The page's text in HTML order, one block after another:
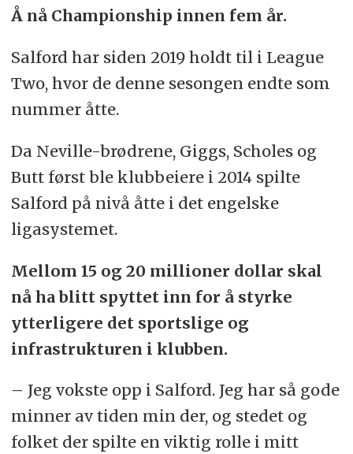
Å nå Championship innen fem år.
Salford har siden 2019 holdt til i League
Two, hvor de denne sesongen endte som
nummer åtte.
Da Neville-brødrene, Giggs, Scholes og
Butt først ble klubbeiere i 2014 spilte
Salford på nivå åtte i det engelske
ligasystemet.
Mellom 15 og 20 millioner dollar skal
nå ha blitt spyttet inn for å styrke
ytterligere det sportslige og
infrastrukturen i klubben.
– Jeg vokste opp i Salford. Jeg har så gode
minner av tiden min der, og stedet og
folket der spilte en viktig rolle i mitt